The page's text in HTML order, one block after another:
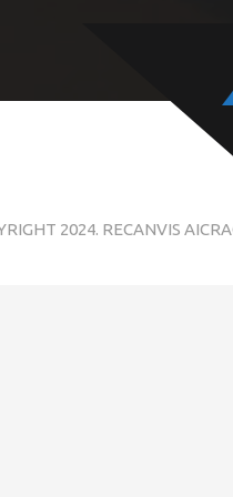
2024. RECANVIS